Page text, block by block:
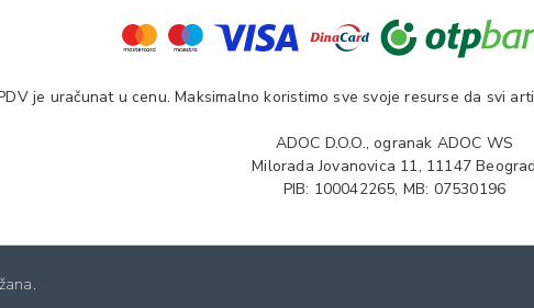
je uračunat u cenu. Maksimalno koristimo sve svoje resurse da svi
ADOC D.O.O., ogranak ADOC WS
Milorada Jovanovica 11, 11147 Beograd
PIB: 100042265, MB: 07530196